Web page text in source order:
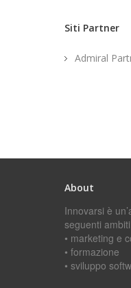
Siti Partner
Admiral
About
Innovarsi è
seguenti
• marketing e
• formazione
• sviluppo